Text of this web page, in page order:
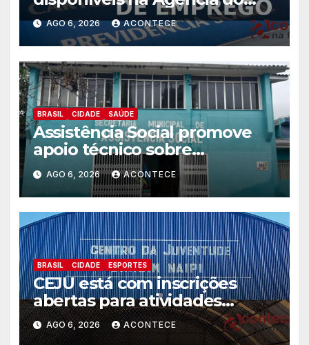
Trabalhador
AGO 6, 2026 ACONTECE
BRASIL CIDADE SAÚDE
Assistência Social promove
apoio técnico sobre
preparação e resposta a
situações de emergência e
calamidade pública
AGO 6, 2026 ACONTECE
BRASIL CIDADE ESPORTES
CEJU está com inscrições
abertas para atividades
gratuitas
AGO 6, 2026 ACONTECE